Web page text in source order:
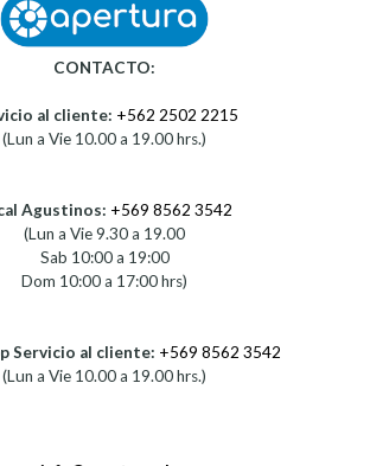
CONTACTO:
al cliente: +562 2502 2215
(Lun a Vie 10.00 a 19.00 hrs.)
Agustinos: +569 8562 3542
(Lun a Vie 9.30 a 19.00
Sab 10:00 a 19:00
Dom 10:00 a 17:00 hrs)
Servicio al cliente: +569 8562 3542
(Lun a Vie 10.00 a 19.00 hrs.)